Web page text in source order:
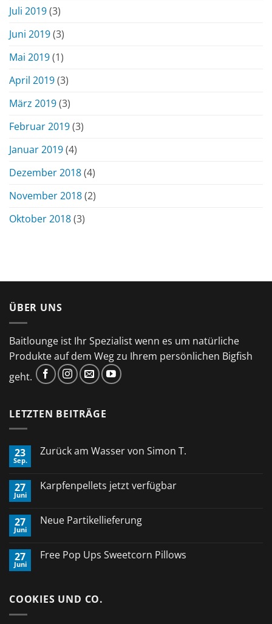
Juli 2019(3)
Juni 2019(3)
Mai 2019(1)
April 2019(3)
März 2019(3)
Februar 2019(3)
Januar 2019(4)
Dezember 2018(4)
November 2018(2)
Oktober 2018(3)
ÜBER UNS
Baitlounge ist Ihr Spezialist wenn es um natürliche
Produkte auf dem Weg zu Ihrem persönlichen Bigfish
geht.
LETZTEN BEITRÄGE
23
Sep.
Zurück am Wasser von Simon T.
Zurück
Simon
T.
27
Juni
Karpfenpellets jetzt verfügbar
Karpfenpellets
27
Juni
Neue Partikellieferung
Neue
27
Juni
Free Pop Ups Sweetcorn Pillows
Pop
COOKIES UND CO.